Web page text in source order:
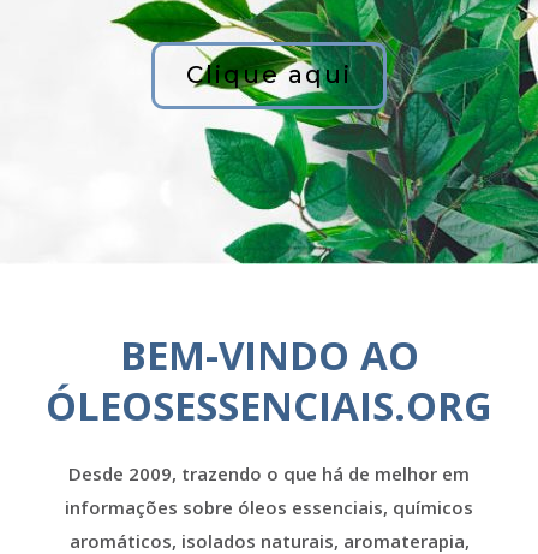
Clique aqui
BEM-VINDO AO
ÓLEOSESSENCIAIS.ORG
Desde 2009, trazendo o que há de melhor em
informações sobre óleos essenciais, químicos
aromáticos, isolados naturais, aromaterapia,